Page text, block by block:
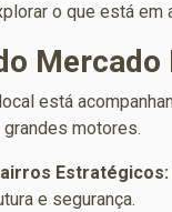
o que está em
está
motores.
Estratégicos:
e segurança.